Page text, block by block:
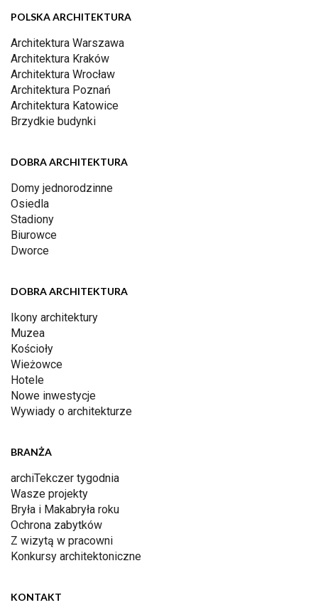
POLSKA ARCHITEKTURA
Architektura Warszawa
Architektura Kraków
Architektura Wrocław
Architektura Poznań
Architektura Katowice
Brzydkie budynki
DOBRA ARCHITEKTURA
Domy jednorodzinne
Osiedla
Stadiony
Biurowce
Dworce
DOBRA ARCHITEKTURA
Ikony architektury
Muzea
Kościoły
Wieżowce
Hotele
Nowe inwestycje
Wywiady o architekturze
BRANŻA
archiTekczer tygodnia
Wasze projekty
Bryła i Makabryła roku
Ochrona zabytków
Z wizytą w pracowni
Konkursy architektoniczne
KONTAKT